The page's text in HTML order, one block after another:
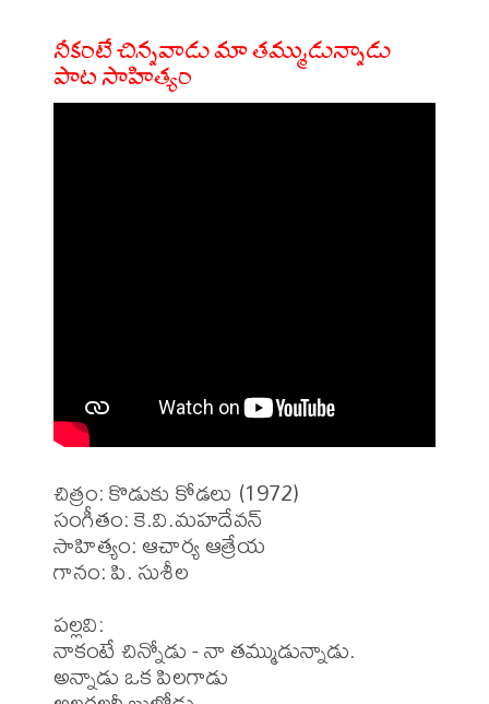
నీకంటే చిన్నవాడు మా తమ్ముడున్నాడు
పాట సాహిత్యం
చిత్రం: కొడుకు కోడలు (1972)
సంగీతం: కె.వి.మహదేవన్
సాహిత్యం: ఆచార్య ఆత్రేయ
గానం: పి. సుశీల
పల్లవి:
నాకంటే చిన్నోడు - నా తమ్ముడున్నాడు.
అన్నాడు ఒక పిలగాడు